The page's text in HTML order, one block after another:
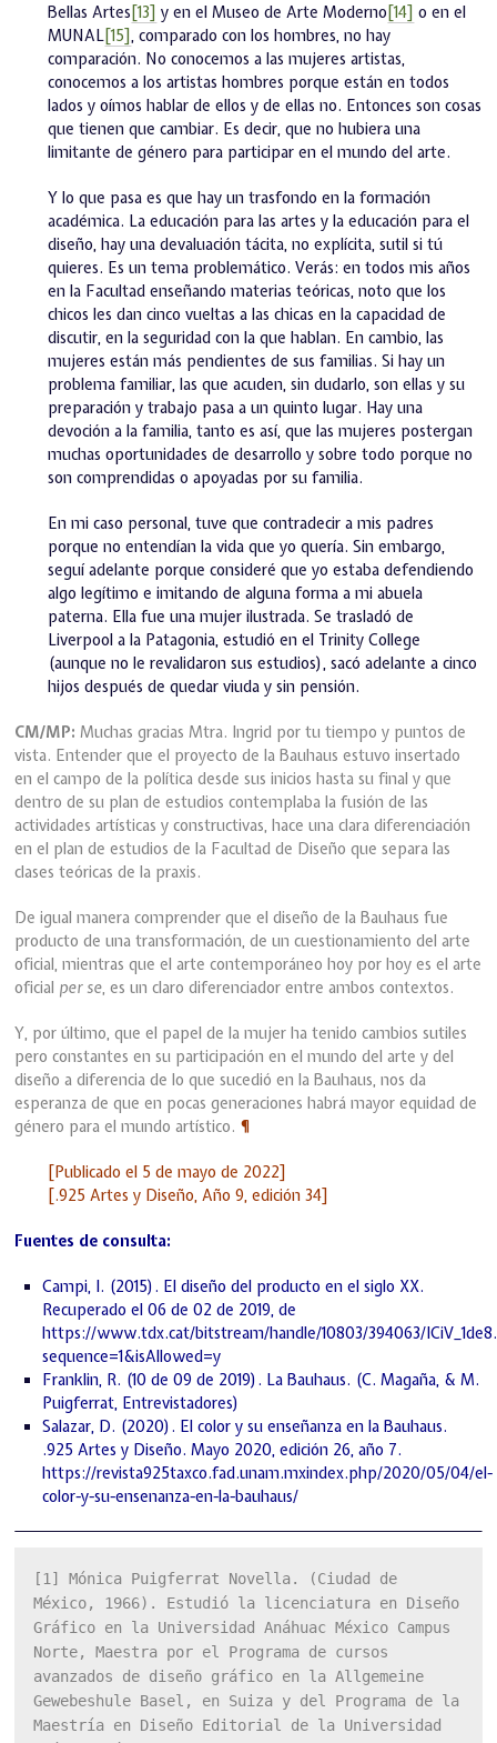
Bellas Artes [13] y en el Museo de Arte Moderno [14] o en el
MUNAL[15], comparado con los hombres, no hay
comparación. No conocemos a las mujeres artistas,
conocemos a los artistas hombres porque están en todos
lados y oímos hablar de ellos y de ellas no. Entonces son cosas
que tienen que cambiar. Es decir, que no hubiera una
limitante de género para participar en el mundo del arte.
Y lo que pasa es que hay un trasfondo en la formación
académica. La educación para las artes y la educación para el
diseño, hay una devaluación tácita, no explícita, sutil si tú
quieres. Es un tema problemático. Verás: en todos mis años
en la Facultad enseñando materias teóricas, noto que los
chicos les dan cinco vueltas a las chicas en la capacidad de
discutir, en la seguridad con la que hablan. En cambio, las
mujeres están más pendientes de sus familias. Si hay un
problema familiar, las que acuden, sin dudarlo, son ellas y su
preparación y trabajo pasa a un quinto lugar. Hay una
devoción a la familia, tanto es así, que las mujeres postergan
muchas oportunidades de desarrollo y sobre todo porque no
son comprendidas o apoyadas por su familia.
En mi caso personal, tuve que contradecir a mis padres
porque no entendían la vida que yo quería. Sin embargo,
seguí adelante porque consideré que yo estaba defendiendo
algo legítimo e imitando de alguna forma a mi abuela
paterna. Ella fue una mujer ilustrada. Se trasladó de
Liverpool a la Patagonia, estudió en el Trinity College
(aunque no le revalidaron sus estudios), sacó adelante a cinco
hijos después de quedar viuda y sin pensión.
CM/MP: Muchas gracias Mtra. Ingrid por tu tiempo y puntos de
vista. Entender que el proyecto de la Bauhaus estuvo insertado
en el campo de la política desde sus inicios hasta su final y que
dentro de su plan de estudios contemplaba la fusión de las
actividades artísticas y constructivas, hace una clara diferenciación
en el plan de estudios de la Facultad de Diseño que separa las
clases teóricas de la praxis.
De igual manera comprender que el diseño de la Bauhaus fue
producto de una transformación, de un cuestionamiento del arte
oficial, mientras que el arte contemporáneo hoy por hoy es el arte
oficial per se, es un claro diferenciador entre ambos contextos.
Y, por último, que el papel de la mujer ha tenido cambios sutiles
pero constantes en su participación en el mundo del arte y del
diseño a diferencia de lo que sucedió en la Bauhaus, nos da
esperanza de que en pocas generaciones habrá mayor equidad de
género para el mundo artístico. ¶
[Publicado el 5 de mayo de 2022]
[.925 Artes y Diseño, Año 9, edición 34]
Fuentes de consulta:
Campi, I. (2015). El diseño del producto en el siglo XX.
Recuperado el 06 de 02 de 2019, de
https://www.tdx.cat/bitstream/handle/10803/394063/
sequence=1&isAllowed=y
Franklin, R. (10 de 09 de 2019). La Bauhaus. (C. Magaña, & M.
Puigferrat, Entrevistadores)
Salazar, D. (2020). El color y su enseñanza en la Bauhaus.
.925 Artes y Diseño. Mayo 2020, edición 26, año 7.
https://revista925taxco.fad.unam.mxindex.php/2020/05/04/el-
color-y-su-ensenanza-en-la-bauhaus/
[1]
Mónica Puigferrat Novella. (Ciudad de
México, 1966). Estudió la licenciatura en Diseño
Gráfico en la Universidad Anáhuac México Campus
Norte, Maestra por el Programa de cursos
avanzados de diseño gráfico en la Allgemeine
Gewebeshule Basel, en Suiza y del Programa de la
Maestría en Diseño Editorial de la Universidad